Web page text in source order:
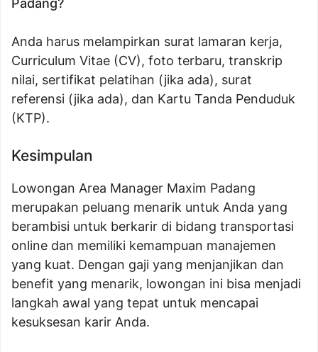
Padang?
Anda harus melampirkan surat lamaran kerja,
Curriculum Vitae (CV), foto terbaru, transkrip
nilai, sertifikat pelatihan (jika ada), surat
referensi (jika ada), dan Kartu Tanda Penduduk
(KTP).
Kesimpulan
Lowongan Area Manager Maxim Padang
merupakan peluang menarik untuk Anda yang
berambisi untuk berkarir di bidang transportasi
online dan memiliki kemampuan manajemen
yang kuat. Dengan gaji yang menjanjikan dan
benefit yang menarik, lowongan ini bisa menjadi
langkah awal yang tepat untuk mencapai
kesuksesan karir Anda.